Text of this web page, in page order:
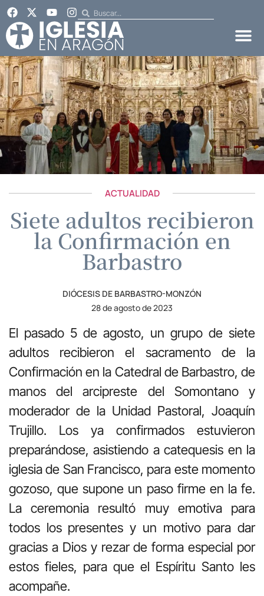
ACTUALIDAD
Siete adultos recibieron
la Confirmación en
Barbastro
DIÓCESIS DE BARBASTRO-MONZÓN
28 de agosto de 2023
El pasado 5 de agosto, un grupo de siete
adultos recibieron el sacramento de la
Confirmación en la Catedral de Barbastro, de
manos del arcipreste del Somontano y
moderador de la Unidad Pastoral, Joaquín
Trujillo. Los ya confirmados estuvieron
preparándose, asistiendo a catequesis en la
iglesia de San Francisco, para este momento
gozoso, que supone un paso firme en la fe.
La ceremonia resultó muy emotiva para
todos los presentes y un motivo para dar
gracias a Dios y rezar de forma especial por
estos fieles, para que el Espíritu Santo les
acompañe.